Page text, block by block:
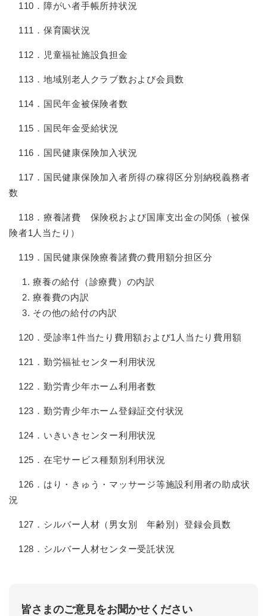
110．障がい者手帳所持状況
111．保育園状況
112．児童福祉施設負担金
113．地域別老人クラブ数および会員数
114．国民年金被保険者数
115．国民年金受給状況
116．国民健康保険加入状況
117．国民健康保険加入者所得の稼得区分別納税義務者
数
118．療養諸費 保険税および国庫支出金の関係（被保
険者1人当たり）
119．国民健康保険療養諸費の費用額分担区分
療養の給付（診療費）の内訳
療養費の内訳
その他の給付の内訳
120．受診率1件当たり費用額および1人当たり費用額
121．勤労福祉センター利用状況
122．勤労青少年ホーム利用者数
123．勤労青少年ホーム登録証交付状況
124．いきいきセンター利用状況
125．在宅サービス種類別利用状況
126．はり・きゅう・マッサージ等施設利用者の助成状
況
127．シルバー人材（男女別 年齢別）登録会員数
128．シルバー人材センター受託状況
皆さまのご意見をお聞かせください